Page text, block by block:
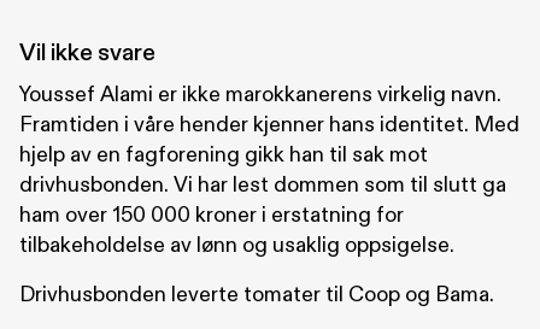
Vil ikke svare
Youssef Alami er ikke marokkanerens virkelig navn.
Framtiden i våre hender kjenner hans identitet. Med
hjelp av en fagforening gikk han til sak mot
drivhusbonden. Vi har lest dommen som til slutt ga
ham over 150 000 kroner i erstatning for
tilbakeholdelse av lønn og usaklig oppsigelse.
Drivhusbonden leverte tomater til Coop og Bama.